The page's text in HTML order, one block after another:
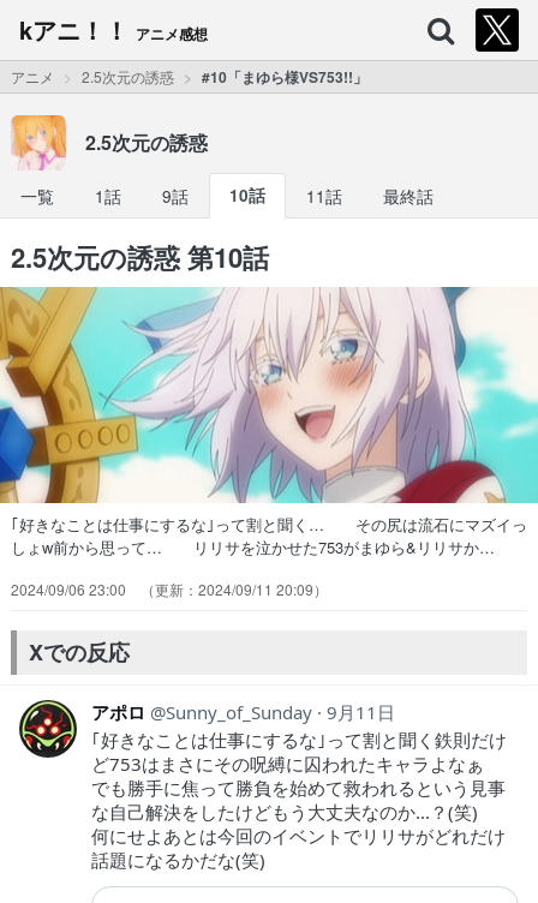
kアニ！！ アニメ感想
アニメ 2.5次元の誘惑 #10「まゆら様VS753!!」
2.5次元の誘惑
一覧 1話 9話 10話 11話 最終話
2.5次元の誘惑 第10話
｢好きなことは仕事にするな｣って割と聞く… その尻は流石にマズイっ
しょw前から思って… リリサを泣かせた753がまゆら&リリサか…
ら様と753の回。… 見ましたが評判どおりの出来で心から思え
753というキャラがほんと好き… 申し訳ございませんでした。このア
ニメコス… 最後の方泣いた……。泣くしかないやんこん…
2024/09/06 23:00 2024/09/11 20:09
Xでの反応
アポロ Sunny_of_Sunday 9月11日
｢好きなことは仕事にするな｣って割と聞く鉄則だけ
ど753はまさにその呪縛に囚われたキャラよなぁ
でも勝手に焦って勝負を始めて救われるという見事
な自己解決をしたけどもう大丈夫なのか...？(笑)
何にせよあとは今回のイベントでリリサがどれだけ
話題になるかだな(笑)